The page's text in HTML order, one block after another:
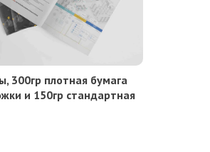
300гр плотная бумага
и 150гр стандартная